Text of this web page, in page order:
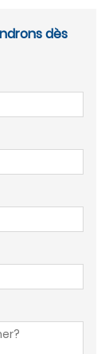
dès